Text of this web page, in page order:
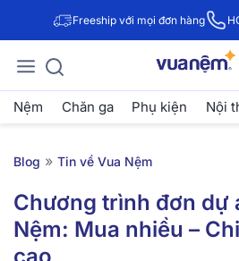
Freeship với mọi đơn hàng
Nệm Chăn ga Phụ kiện Nội
Blog » Tin về Vua Nệm
Chương trình đơn dự
Nệm: Mua nhiều –